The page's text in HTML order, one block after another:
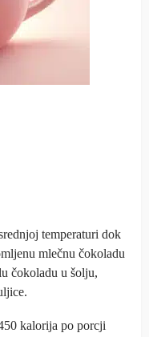
temperaturi dok
mlečnu čokoladu
čokoladu u šolju,
kalorija po porcji